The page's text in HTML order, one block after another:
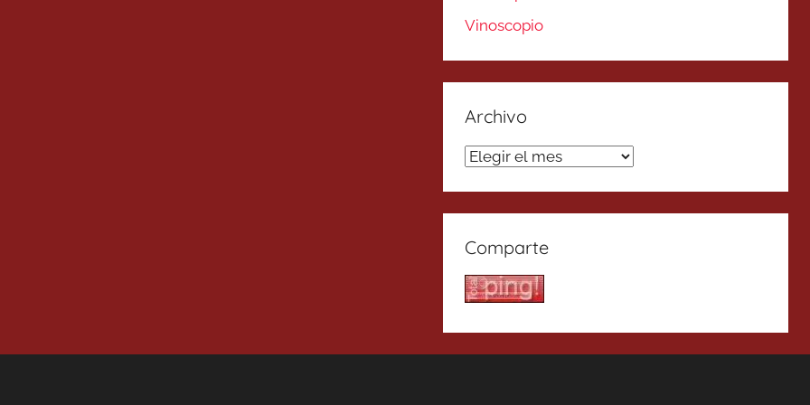
Vinoscopio
Archivo
Archivo
Comparte